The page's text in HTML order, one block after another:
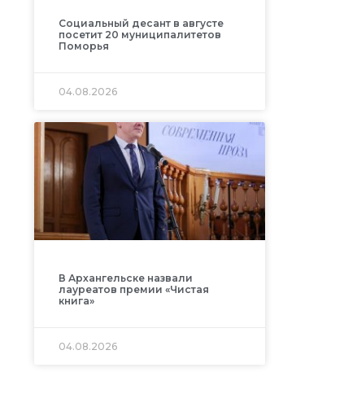
Социальный десант в августе
посетит 20 муниципалитетов
Поморья
04.08.2026
В Архангельске назвали
лауреатов премии «Чистая
книга»
04.08.2026